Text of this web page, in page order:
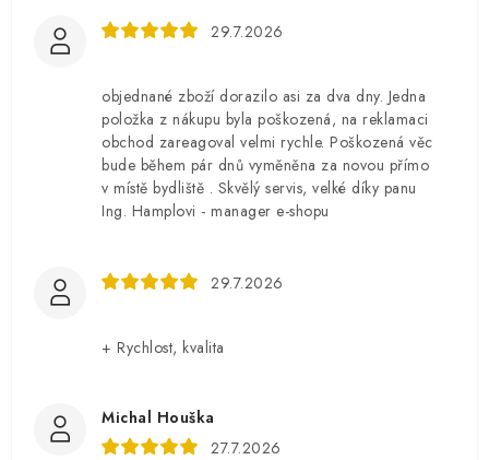
29.7.2026
objednané zboží dorazilo asi za dva dny. Jedna
položka z nákupu byla poškozená, na reklamaci
obchod zareagoval velmi rychle. Poškozená věc
bude během pár dnů vyměněna za novou přímo
v místě bydliště . Skvělý servis, velké díky panu
Ing. Hamplovi - manager e-shopu
29.7.2026
+ Rychlost, kvalita
Michal Houška
27.7.2026